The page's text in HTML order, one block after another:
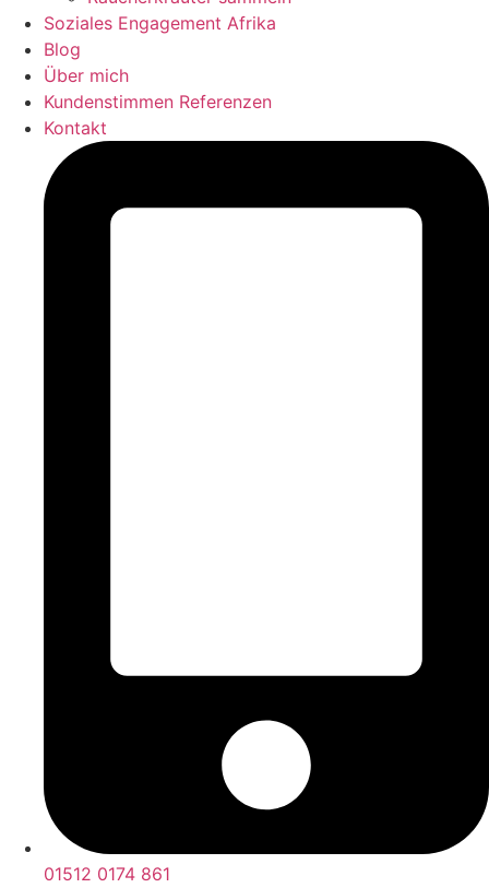
Soziales Engagement Afrika
Blog
Über mich
Kundenstimmen Referenzen
Kontakt
01512 0174 861